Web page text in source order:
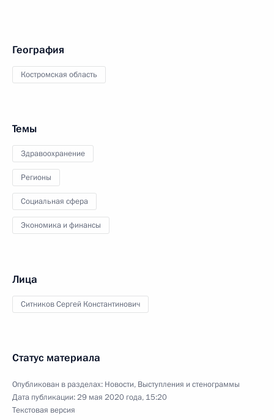
География
Костромская область
Темы
Здравоохранение
Регионы
Социальная сфера
Экономика и финансы
Лица
Ситников Сергей Константинович
Статус материала
Опубликован в разделах: Новости, Выступления и стенограммы
Дата публикации:29 мая 2020 года, 15:20
Текстовая версия